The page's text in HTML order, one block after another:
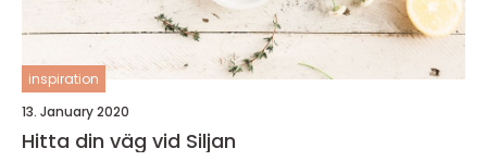
inspiration
13. January 2020
Hitta din väg vid Siljan